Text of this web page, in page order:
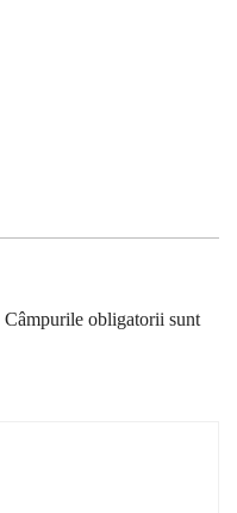
Câmpurile obligatorii sunt